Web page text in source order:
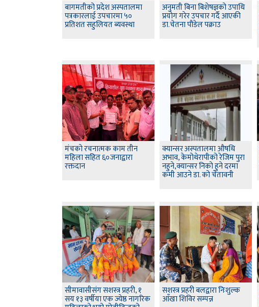
बागमतीको प्रदेश अस्पतालमा
पत्रकारलाई उपचारमा ५०
प्रतिशत सहुलियत ब्यवस्था
अनुमती बिना बिशेषज्ञको उपाधि
प्रयोग गरेर उपचार गर्दै आएकी
डा.चेतना पौडेल पक्राउ
मंचकाे रचनात्मक काम तीन
महिला सहित ६०जनाद्वारा
रक्तदान
क्यान्सर अस्पतालमा औषधि
अभाव, केमोथेरापीको रेजिम पुरा
नहुने,क्यान्सर निको हुने दरमा
कमी आउने डा. को चेतावनी
सीमावासीसंग सशस्त्र प्रहरी, १
सय १३ वर्षीया एक ज्येष्ठ नागरिक
सशस्त्र प्रहरी बलद्वारा निःशुल्क
आँखा शिविर सम्पन्न